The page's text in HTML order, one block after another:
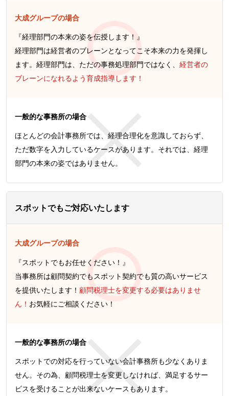
大成グループの場合
『経理部門の本来の姿を伝授します！』
経理部門は経営者のブレーンとなってこそ本来の力を発揮し
ます。経理部門は、ただの事務処理部門ではなく、 経営者の
ブレーンになれるよう育成指導します！
一般的な事務所の場合
ほとんどの会計事務所では、経理合理化を意識しておらず、
ただ数字を入力しているケースがあります。それでは、経理
部門の本来の姿ではありません。
スポットでもご対応いたします
大成グループの場合
『スポットでもお任せください！』
当事務所は顧問契約でもスポット契約でも質の高いサービス
を提供いたします！ 顧問税理士を変更する必要はありませ
ん！ お気軽にご相談ください！
一般的な事務所の場合
スポットでの対応を行っていない会計事務所も少なくありま
せん。その為、顧問税理士を変更しなければ、満足するサー
ビスを受けることが出来ないケースもあります。